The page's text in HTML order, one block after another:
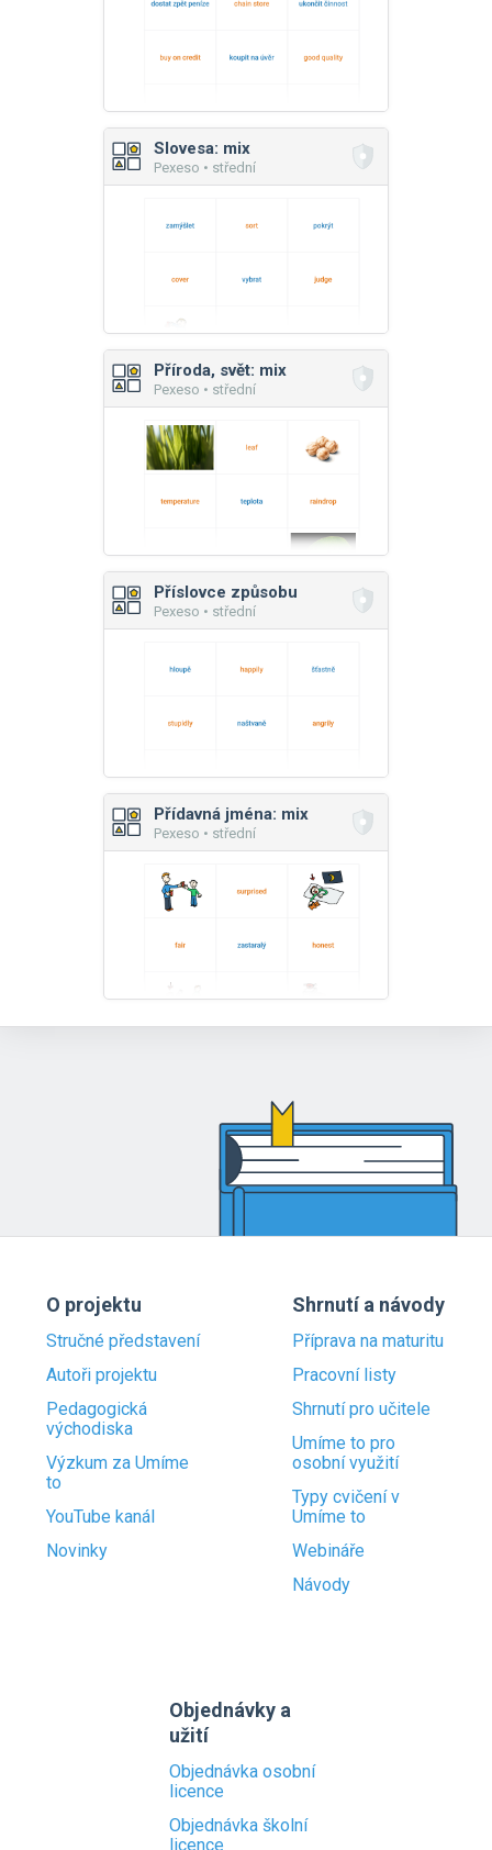
Slovesa: mix
Pexeso • střední
Příroda, svět: mix
Pexeso • střední
Příslovce způsobu
Pexeso • střední
Přídavná jména: mix
Pexeso • střední
O projektu
Stručné představení
Autoři projektu
Pedagogická
východiska
Výzkum za Umíme
to
YouTube kanál
Novinky
Shrnutí a návody
Příprava na maturitu
Pracovní listy
Shrnutí pro učitele
Umíme to pro
osobní využití
Typy cvičení v
Umíme to
Webináře
Návody
Objednávky a
užití
Objednávka osobní
licence
Objednávka školní
licence